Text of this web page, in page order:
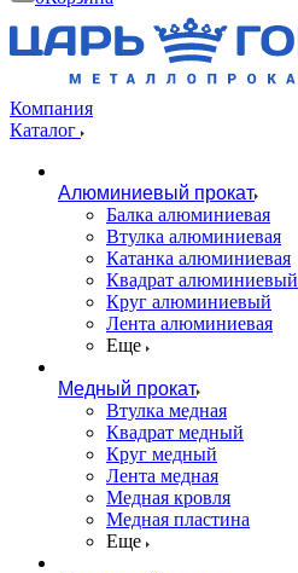
Компания
Каталог
Алюминиевый прокат
Балка алюминиевая
Втулка алюминиевая
Катанка алюминиевая
Квадрат алюминиевый
Круг алюминиевый
Лента алюминиевая
Еще
Медный прокат
Втулка медная
Квадрат медный
Круг медный
Лента медная
Медная кровля
Медная пластина
Еще